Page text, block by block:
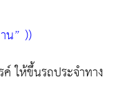
น” ))
ให้ขึ้นรถประจำทาง